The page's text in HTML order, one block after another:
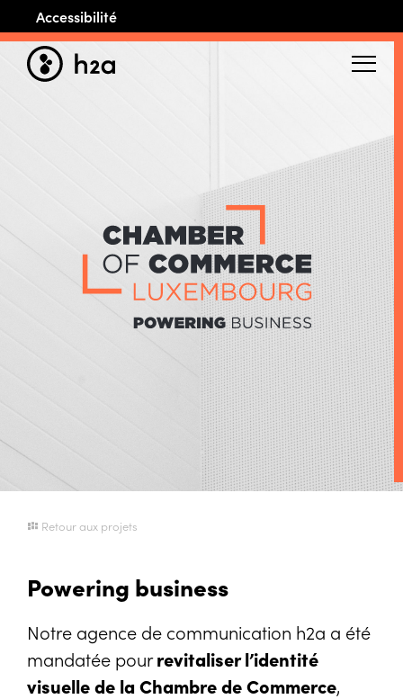
Accessibilité
Menu
Retour aux projets
Powering business
Notre agence de communication h2a a été
mandatée pourrevitaliser l’identité
visuelle de la Chambre de Commerce,